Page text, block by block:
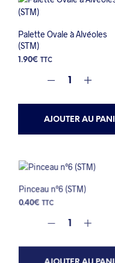
Palette Ovale à Alvéoles
(STM)
1.90€ TTC
AJOUTER AU
Pinceau n°6 (STM)
0.40€ TTC